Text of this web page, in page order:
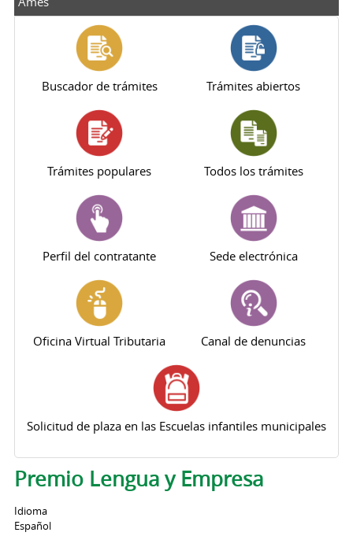
Buscador de trámites Trámites abiertos
Trámites populares Todos los trámites
Perfil del contratante Sede electrónica
Oficina Virtual Tributaria Canal de denuncias
Solicitud de plaza en las Escuelas infantiles municipales
Premio Lengua y Empresa
Idioma
Español